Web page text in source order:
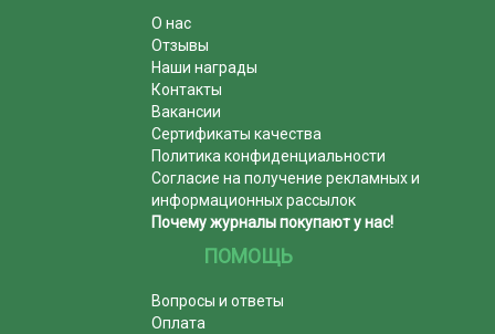
О нас
Отзывы
Наши награды
Контакты
Вакансии
Сертификаты качества
Политика конфиденциальности
Согласие на получение рекламных и
информационных рассылок
Почему журналы покупают у нас!
ПОМОЩЬ
Вопросы и ответы
Оплата